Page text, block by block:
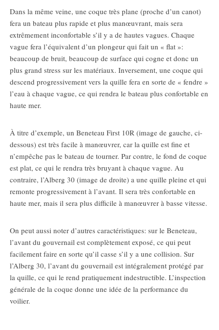
Dans la même veine, une coque très plane (proche d’un canot)
fera un bateau plus rapide et plus manœuvrant, mais sera
extrêmement inconfortable s’il y a de hautes vagues. Chaque
vague fera l’équivalent d’un plongeur qui fait un « flat »:
beaucoup de bruit, beaucoup de surface qui cogne et donc un
plus grand stress sur les matériaux. Inversement, une coque qui
descend progressivement vers la quille fera en sorte de « fendre »
l’eau à chaque vague, ce qui rendra le bateau plus confortable en
haute mer.
À titre d’exemple, un Beneteau First 10R (image de gauche, ci-
dessous) est très facile à manœuvrer, car la quille est fine et
n’empêche pas le bateau de tourner. Par contre, le fond de coque
est plat, ce qui le rendra très bruyant à chaque vague. Au
contraire, l’Alberg 30 (image de droite) a une quille pleine et qui
remonte progressivement à l’avant. Il sera très confortable en
haute mer, mais il sera plus difficile à manœuvrer à basse vitesse.
On peut aussi noter d’autres caractéristiques: sur le Beneteau,
l’avant du gouvernail est complètement exposé, ce qui peut
facilement faire en sorte qu’il casse s’il y a une collision. Sur
l’Alberg 30, l’avant du gouvernail est intégralement protégé par
la quille, ce qui le rend pratiquement indestructible. L’inspection
générale de la coque donne une idée de la performance du
voilier.